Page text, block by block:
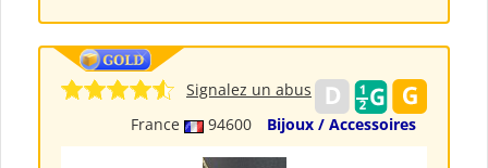
France 94600 Bijoux / Accessoires
Signalez un abus